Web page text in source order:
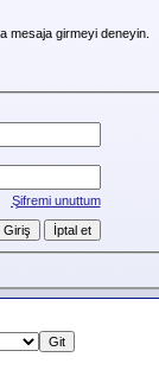
mesaja girmeyi deneyin.
Şifremi unuttum